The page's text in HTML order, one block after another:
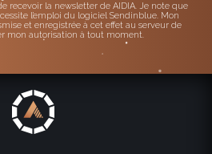
recevoir la newsletter de AIDIA. Je note que
l’emploi du logiciel Sendinblue. Mon
et enregistrée à cet effet au serveur de
mon autorisation à tout moment.